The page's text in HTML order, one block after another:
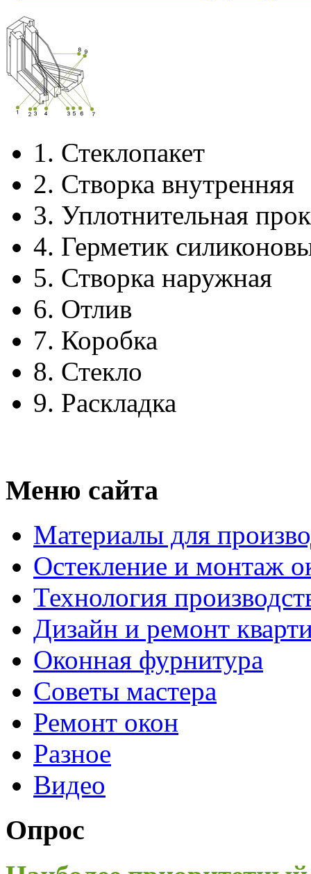
1. Стеклопакет
2. Створка внутренняя
3. Уплотнительная
4. Герметик
5. Створка наружная
6. Отлив
7. Коробка
8. Стекло
9. Раскладка
Меню сайта
Материалы для
Остекление и монтаж
Технология
Дизайн и ремонт
Оконная фурнитура
Советы мастера
Ремонт окон
Разное
Видео
Опрос